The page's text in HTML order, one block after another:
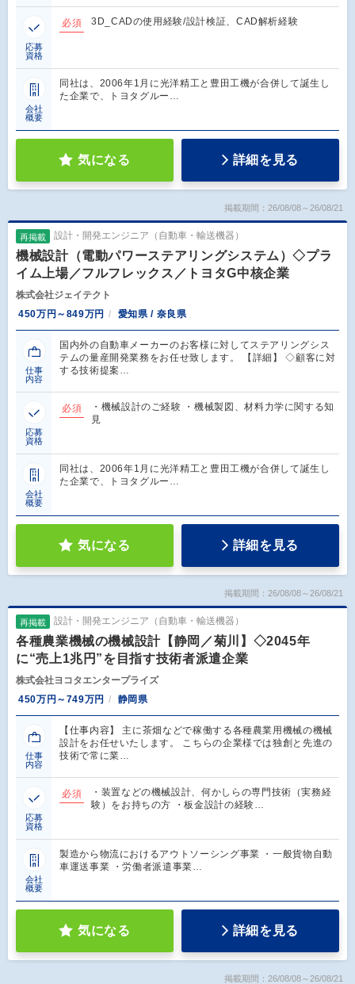
応募
資格
必須 3D_CADの使用経験/設計検証、CAD解析経験
会社
概要
同社は、2006年1月に光洋精工と豊田工機が合併して誕生し
た企業で、トヨタグルー…
気になる 詳細を見る
掲載期間：26/08/08～26/08/21
再掲載 設計・開発エンジニア（自動車・輸送機器）
機械設計（電動パワーステアリングシステム）◇プラ
イム上場／フルフレックス／トヨタG中核企業
株式会社ジェイテクト
450万円～849万円
愛知県 / 奈良県
仕事
内容
国内外の自動車メーカーのお客様に対してステアリングシス
テムの量産開発業務をお任せ致します。 【詳細】 ◇顧客に対
する技術提案…
応募
資格
必須
・機械設計のご経験 ・機械製図、材料力学に関する知
見
会社
概要
同社は、2006年1月に光洋精工と豊田工機が合併して誕生し
た企業で、トヨタグルー…
気になる 詳細を見る
掲載期間：26/08/08～26/08/21
再掲載 設計・開発エンジニア（自動車・輸送機器）
各種農業機械の機械設計【静岡／菊川】◇2045年
に“売上1兆円”を目指す技術者派遣企業
株式会社ヨコタエンタープライズ
450万円～749万円
静岡県
仕事
内容
【仕事内容】 主に茶畑などで稼働する各種農業用機械の機械
設計をお任せいたします。 こちらの企業様では独創と先進の
技術で常に業…
応募
資格
必須
・装置などの機械設計、何かしらの専門技術（実務経
験）をお持ちの方 ・板金設計の経験…
会社
概要
製造から物流におけるアウトソーシング事業 ・一般貨物自動
車運送事業 ・労働者派遣事業…
気になる 詳細を見る
掲載期間：26/08/08～26/08/21